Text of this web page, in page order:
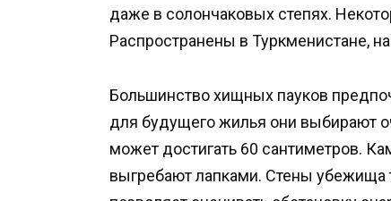
даже в солончаковых степях.
Распространены в Туркменистане,
Большинство хищных пауков
для будущего жилья они выбирают
может достигать 60 сантиметров.
выгребают лапками. Стены убежища